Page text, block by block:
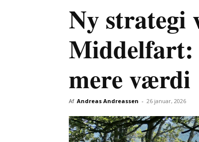
Ny
mere værdi
Af Andreas Andreassen - 26 januar, 2026